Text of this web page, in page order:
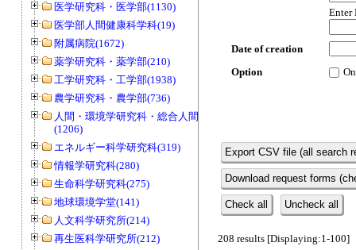
医学研究科・医学部(1130)
医学部人間健康科学科(19)
附属病院(1672)
薬学研究科・薬学部(210)
工学研究科・工学部(1938)
農学研究科・農学部(736)
人間・環境学研究科・総合人間学部
(1206)
エネルギー科学研究科(319)
情報学研究科(280)
生命科学研究科(275)
地球環境学堂(141)
人文科学研究所(214)
再生医科学研究所(212)
Enter
Date of creation
Option
Export CSV file (all search
Download request forms
Check all Uncheck all
208 results [Displaying:1-100]